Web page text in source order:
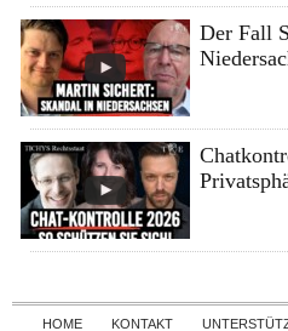
Der Fall
HOME KONTAKT